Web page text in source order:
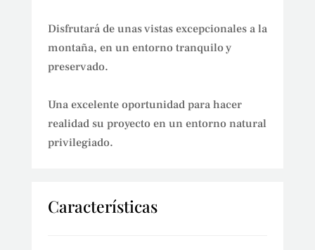
Disfrutará de unas vistas excepcionales a la
montaña, en un entorno tranquilo y
preservado.
Una excelente oportunidad para hacer
realidad su proyecto en un entorno natural
privilegiado.
Características